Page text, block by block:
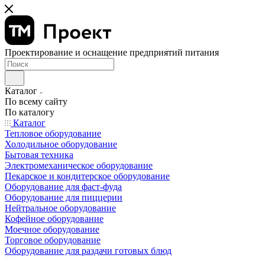
Проектирование и оснащение предприятий питания
Каталог
По всему сайту
По каталогу
Каталог
Тепловое оборудование
Холодильное оборудование
Бытовая техника
Электромеханическое оборудование
Пекарское и кондитерское оборудование
Оборудование для фаст-фуда
Оборудование для пиццерии
Нейтральное оборудование
Кофейное оборудование
Моечное оборудование
Торговое оборудование
Оборудование для раздачи готовых блюд